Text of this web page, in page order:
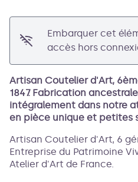
Embarquer cet
accès hors
Artisan Coutelier d'Art,
1847. Fabrication
intégralement dans notre
en pièce unique et petites
Artisan Coutelier d'Art, 6
Entreprise du Patrimoine
Atelier d'Art de France.